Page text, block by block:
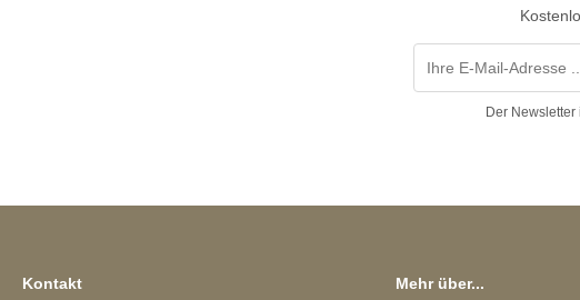
Der
Kontakt Mehr über...